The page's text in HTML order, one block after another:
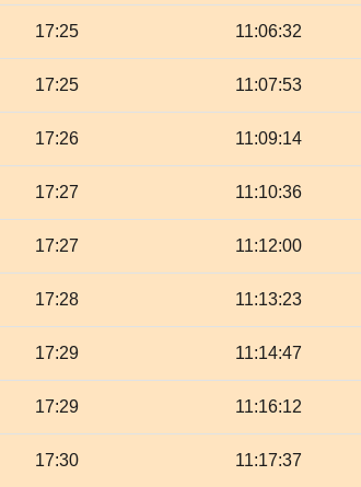
17:25 11:06:32
17:25 11:07:53
17:26 11:09:14
17:27 11:10:36
17:27 11:12:00
17:28 11:13:23
17:29 11:14:47
17:29 11:16:12
17:30 11:17:37